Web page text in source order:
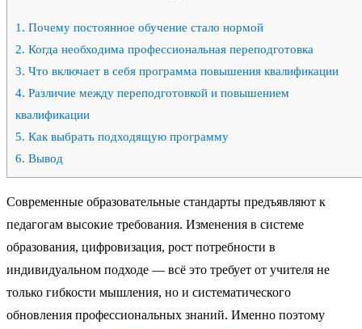
1. Почему постоянное обучение стало нормой
2. Когда необходима профессиональная переподготовка
3. Что включает в себя программа повышения квалификации
4. Различие между переподготовкой и повышением
квалификации
5. Как выбрать подходящую программу
6. Вывод
Современные образовательные стандарты предъявляют к
педагогам высокие требования. Изменения в системе
образования, цифровизация, рост потребности в
индивидуальном подходе — всё это требует от учителя не
только гибкости мышления, но и систематического
обновления профессиональных знаний. Именно поэтому